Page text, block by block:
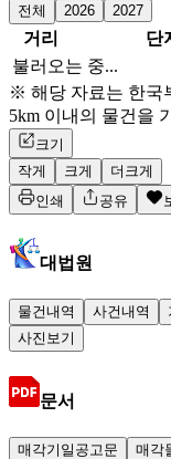
전체 2026 2027
거리 단
불러오는 중...
※ 해당 자료는 한국
5km 이내의 물건을
크기
작게
크게
더크게
인쇄
공유
대법원
물건내역 사건내역
사진보기
문서
매각기일공고문 매각